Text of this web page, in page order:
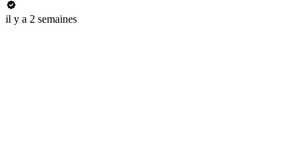
il y a 2 semaines